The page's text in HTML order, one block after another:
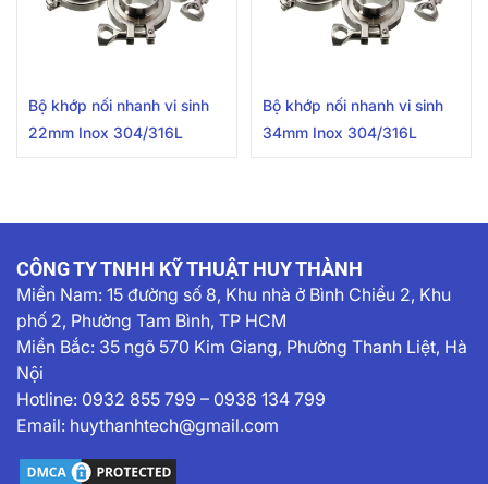
Bộ khớp nối nhanh vi sinh
22mm Inox 304/316L
Bộ khớp nối nhanh vi sinh
34mm Inox 304/316L
CÔNG TY TNHH KỸ THUẬT HUY THÀNH
Miền Nam: 15 đường số 8, Khu nhà ở Bình Chiểu 2, Khu
phố 2, Phường Tam Bình, TP HCM
Miền Bắc: 35 ngõ 570 Kim Giang, Phường Thanh Liệt, Hà
Nội
Hotline: 0932 855 799 – 0938 134 799
Email: huythanhtech@gmail.com